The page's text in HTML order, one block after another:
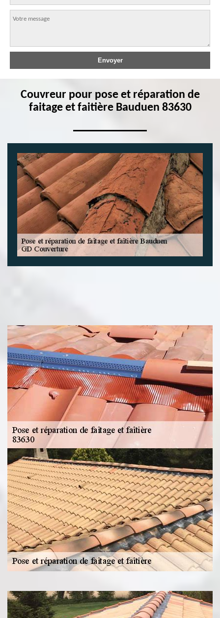
Couvreur pour pose et réparation de
faitage et faitière Bauduen 83630